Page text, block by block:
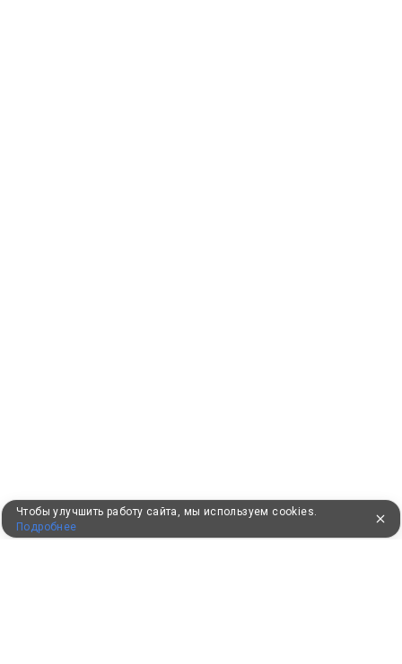
Чтобы улучшить работу сайта, мы используем cookies.
Подробнее